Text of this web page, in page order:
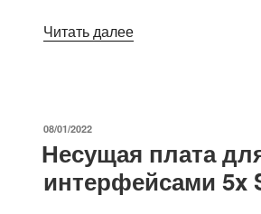
Читать далее«Представлена
для
несущей
ОПУБЛИКОВАНО
08/01/2022
Несущая плата
интерфейсами 5x